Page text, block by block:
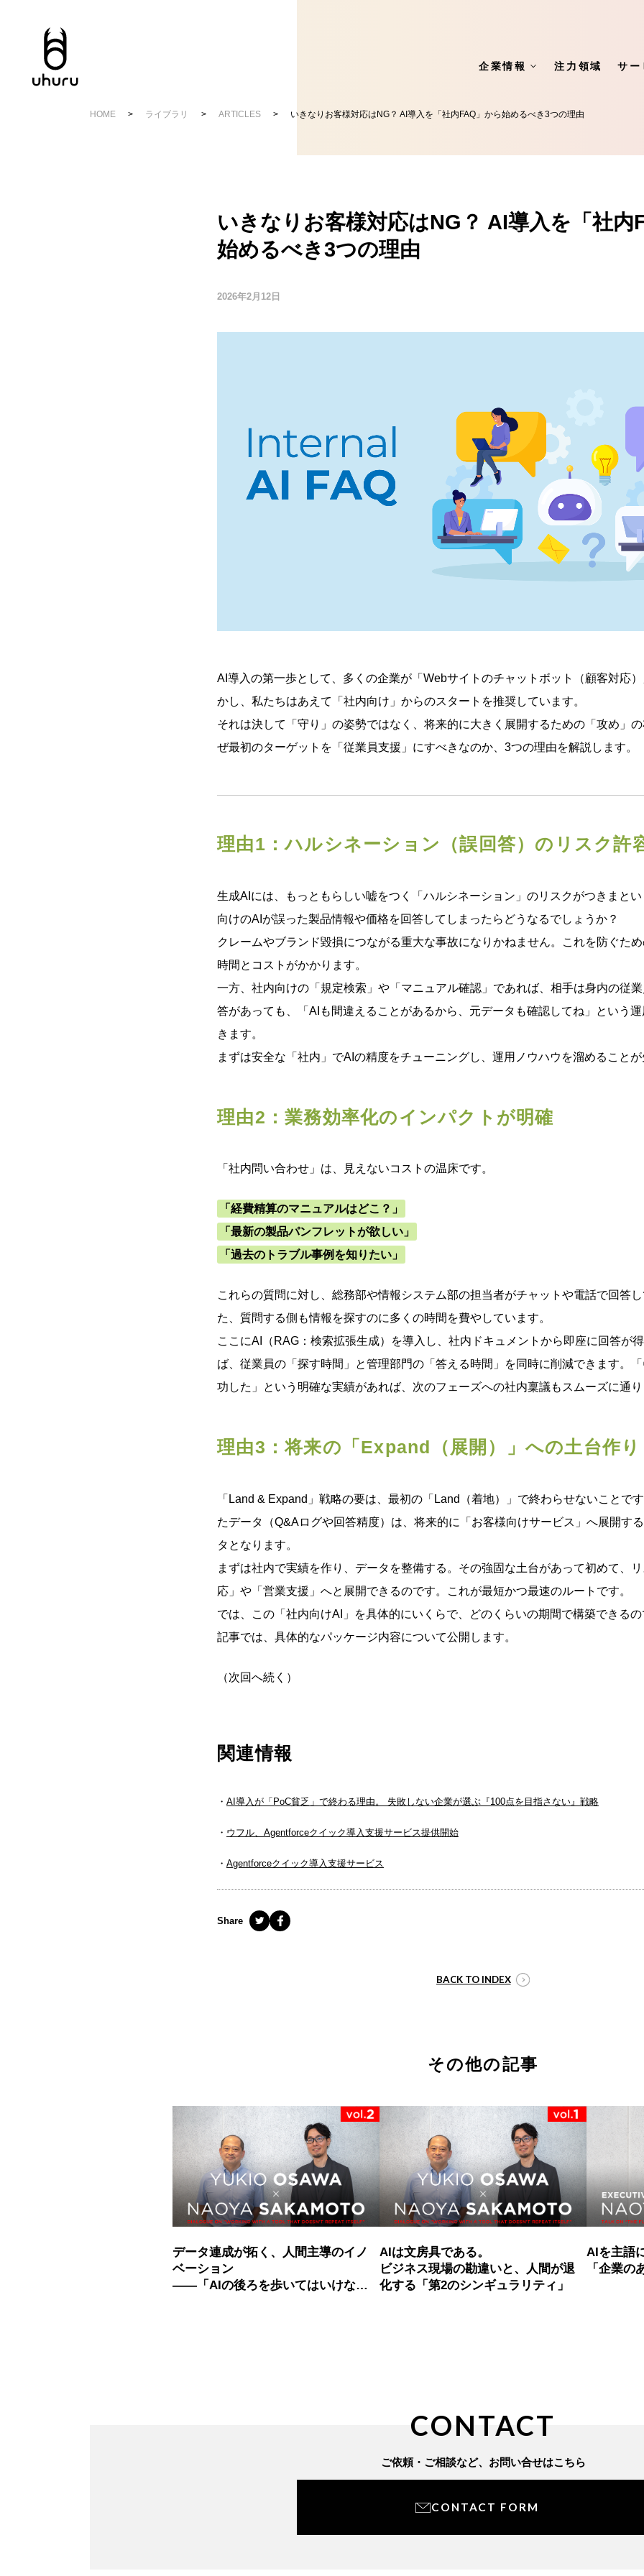
企業情報 注力領域 サー
HOME ライブラリ ARTICLES いきなりお客様対応はNG？ AI導入を「社内FAQ」から始めるべき3つの理由
いきなりお客様対応はNG？ AI導入を「社内
始めるべき3つの理由
2026年2月12日
AI導入の第一歩として、多くの企業が「Webサイトのチャットボット（顧客対応
かし、私たちはあえて「社内向け」からのスタートを推奨しています。
それは決して「守り」の姿勢ではなく、将来的に大きく展開するための「攻め」
ぜ最初のターゲットを「従業員支援」にすべきなのか、3つの理由を解説します。
理由1：ハルシネーション（誤回答）のリスク許
生成AIには、もっともらしい嘘をつく「ハルシネーション」のリスクがつきまと
向けのAIが誤った製品情報や価格を回答してしまったらどうなるでしょうか？
クレームやブランド毀損につながる重大な事故になりかねません。これを防ぐた
時間とコストがかかります。
一方、社内向けの「規定検索」や「マニュアル確認」であれば、相手は身内の従
答があっても、「AIも間違えることがあるから、元データも確認してね」という
きます。
まずは安全な「社内」でAIの精度をチューニングし、運用ノウハウを溜めることが
理由2：業務効率化のインパクトが明確
「社内問い合わせ」は、見えないコストの温床です。
「経費精算のマニュアルはどこ？」
「最新の製品パンフレットが欲しい」
「過去のトラブル事例を知りたい」
これらの質問に対し、総務部や情報システム部の担当者がチャットや電話で回答
た、質問する側も情報を探すのに多くの時間を費やしています。
ここにAI（RAG：検索拡張生成）を導入し、社内ドキュメントから即座に回答が
ば、従業員の「探す時間」と管理部門の「答える時間」を同時に削減できます。
功した」という明確な実績があれば、次のフェーズへの社内稟議もスムーズに通り
理由3：将来の「Expand（展開）」への土台作り
「Land & Expand」戦略の要は、最初の「Land（着地）」で終わらせないことで
たデータ（Q&Aログや回答精度）は、将来的に「お客様向けサービス」へ展開す
タとなります。
まずは社内で実績を作り、データを整備する。その強固な土台があって初めて、
応」や「営業支援」へと展開できるのです。これが最短かつ最速のルートです。
では、この「社内向けAI」を具体的にいくらで、どのくらいの期間で構築できる
記事では、具体的なパッケージ内容について公開します。
（次回へ続く）
関連情報
AI導入が「PoC貧乏」で終わる理由。 失敗しない企業が選ぶ『100点を目指さない』戦略
ウフル、Agentforceクイック導入支援サービス提供開始
Agentforceクイック導入支援サービス
Share
BACK TO INDEX
その他の記事
データ連成が拓く、人間主導のイノ
ベーション
——「AIの後ろを歩いてはいけな
AIは文房具である。
ビジネス現場の勘違いと、人間が退
化する「第2のシンギュラリティ」
AIを主語
「企業の
CONTACT
ご依頼・ご相談など、 お問い合せはこちら
CONTACT FORM